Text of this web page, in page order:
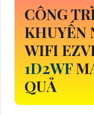
CÔNG
KHUYẾN
WIFI
1D2WF
QUẢ